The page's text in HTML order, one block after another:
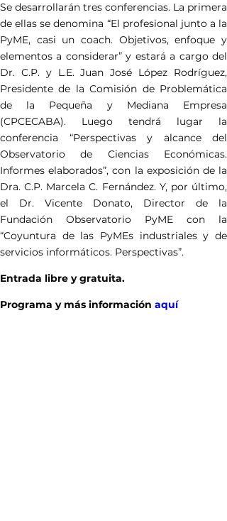
Se desarrollarán tres conferencias. La primera
de ellas se denomina “El profesional junto a la
PyME, casi un coach. Objetivos, enfoque y
elementos a considerar” y estará a cargo del
Dr. C.P. y L.E. Juan José López Rodríguez,
Presidente de la Comisión de Problemática
de la Pequeña y Mediana Empresa
(CPCECABA). Luego tendrá lugar la
conferencia “Perspectivas y alcance del
Observatorio de Ciencias Económicas.
Informes elaborados”, con la exposición de la
Dra. C.P. Marcela C. Fernández. Y, por último,
el Dr. Vicente Donato, Director de la
Fundación Observatorio PyME con la
“Coyuntura de las PyMEs industriales y de
servicios informáticos. Perspectivas”.
Entrada libre y gratuita.
Programa y más información aquí